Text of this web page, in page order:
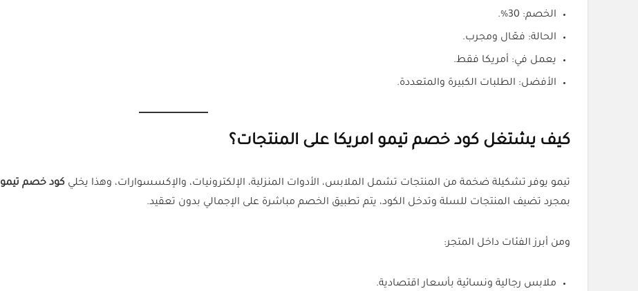
الخصم: 30%.
الحالة: فعّال ومجرب.
يعمل في: أمريكا فقط.
الأفضل: الطلبات الكبيرة والمتعددة.
كيف يشتغل كود خصم تيمو امريكا على المنتجات؟
تيمو يوفر تشكيلة ضخمة من المنتجات تشمل الملابس، الأدوات المنزلية، الإلكترونيات، والإكسسوارات، وهذا يخلي كود خصم تيمو 2026
بمجرد تضيف المنتجات للسلة وتدخل الكود، يتم تطبيق الخصم مباشرة على الإجمالي بدون تعقيد.
ومن أبرز الفئات داخل المتجر:
ملابس رجالية ونسائية بأسعار اقتصادية.